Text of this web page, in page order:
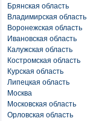
Брянская область
Владимирская область
Воронежская область
Ивановская область
Калужская область
Костромская область
Курская область
Липецкая область
Москва
Московская область
Орловская область